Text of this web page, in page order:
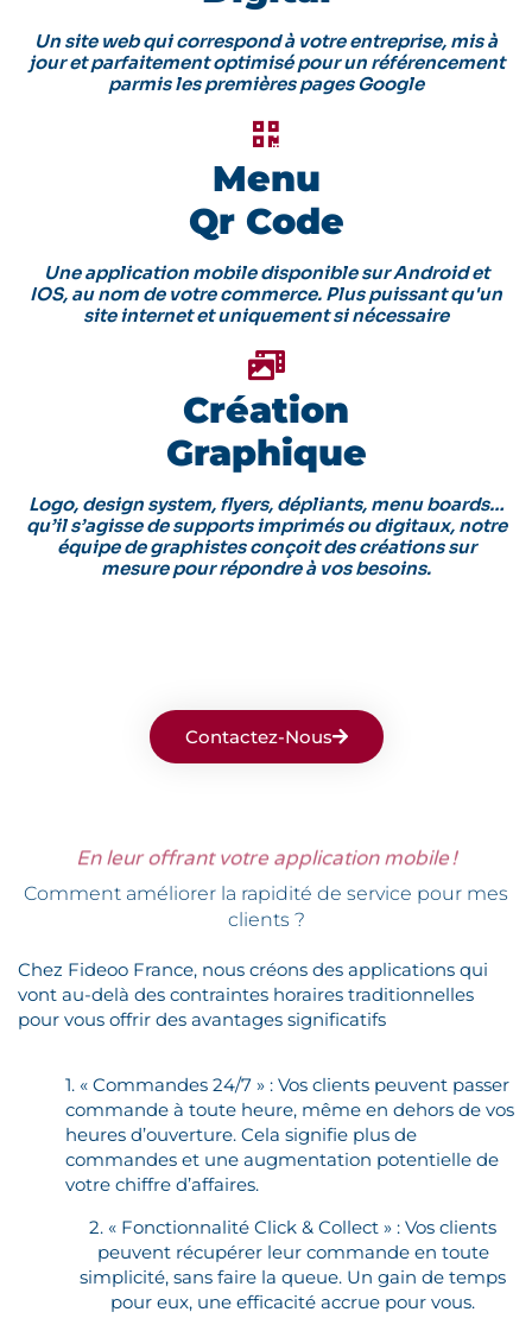
Un site web qui correspond à votre entreprise, mis à
jour et parfaitement optimisé pour un référencement
parmis les premières pages Google
Menu
Qr Code
Une application mobile disponible sur Android et
IOS, au nom de votre commerce. Plus puissant qu'un
site internet et uniquement si nécessaire
Création
Graphique
Logo, design system, flyers, dépliants, menu boards…
qu’il s’agisse de supports imprimés ou digitaux, notre
équipe de graphistes conçoit des créations sur
mesure pour répondre à vos besoins.
Contactez-Nous
En leur offrant votre application mobile !
Comment améliorer la rapidité de service pour mes
clients ?
Chez Fideoo France, nous créons des applications qui
vont au-delà des contraintes horaires traditionnelles
pour vous offrir des avantages significatifs
1. « Commandes 24/7 » : Vos clients peuvent passer
commande à toute heure, même en dehors de vos
heures d’ouverture. Cela signifie plus de
commandes et une augmentation potentielle de
votre chiffre d’affaires.
2. « Fonctionnalité Click & Collect » : Vos clients
peuvent récupérer leur commande en toute
simplicité, sans faire la queue. Un gain de temps
pour eux, une efficacité accrue pour vous.